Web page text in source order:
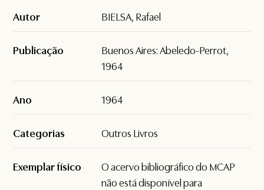
Autor BIELSA, Rafael
Publicação
Buenos Aires: Abeledo-Perrot,
1964
Ano 1964
Categorias Outros Livros
Exemplar físico
O acervo bibliográfico do MCAP
não está disponível para